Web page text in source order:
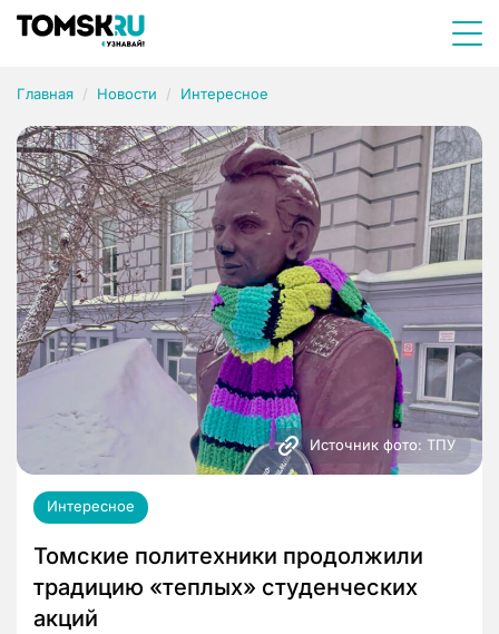
Главная Новости Интересное
Источник фото: ТПУ
Интересное
Томские политехники продолжили
традицию «теплых» студенческих
акций